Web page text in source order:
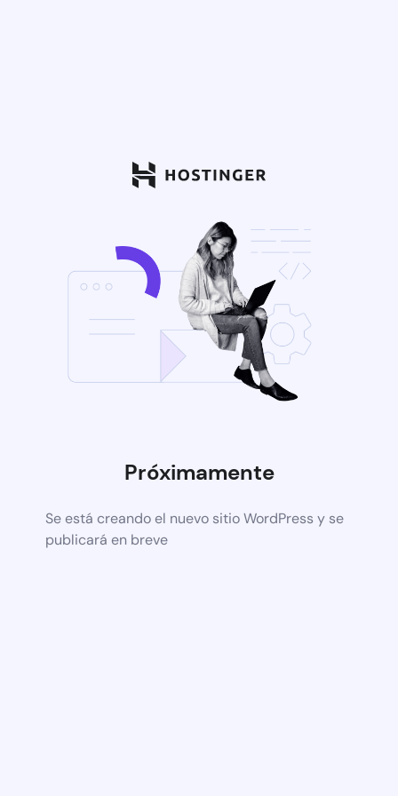
Próximamente
Se está creando el nuevo sitio WordPress y se
publicará en breve